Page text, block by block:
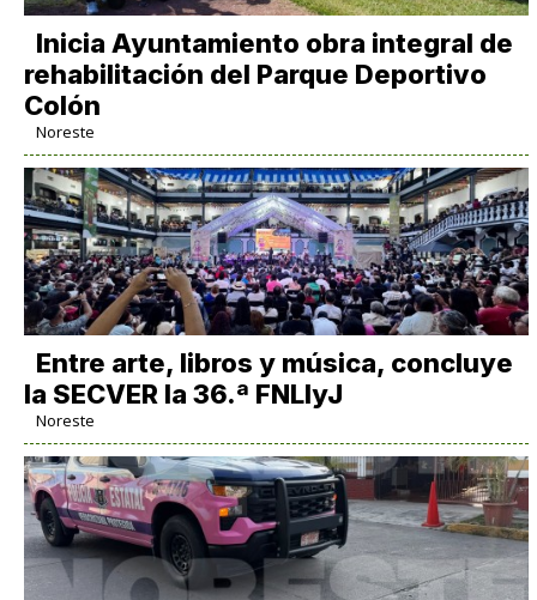
Inicia Ayuntamiento obra integral de
rehabilitación del Parque Deportivo
Colón
Noreste
Entre arte, libros y música, concluye
la SECVER la 36.ª FNLIyJ
Noreste